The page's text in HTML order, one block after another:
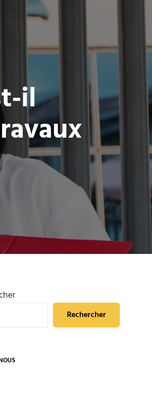
il
Rechercher